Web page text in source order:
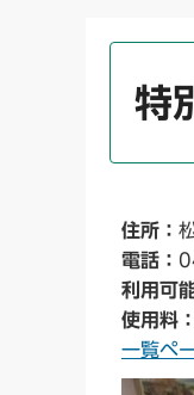
特
住所：
電話：
利用可
使用料：
一覧ペ